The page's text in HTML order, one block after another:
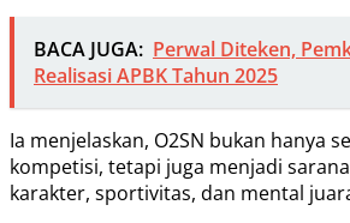
BACA JUGA: Perwal Diteken,
Realisasi APBK Tahun 2025
Ia menjelaskan, O2SN bukan hanya
kompetisi, tetapi juga menjadi
karakter, sportivitas, dan mental